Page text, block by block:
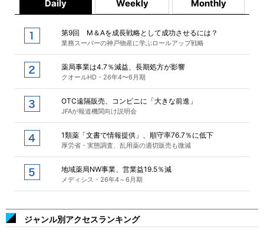
Daily Weekly Monthly
第9回 M＆Aを成長戦略として成功させるには？
業務スーパーの神戸物産に学ぶロールアップ戦略
薬局事業は4.7％減益、長期処方が影響
クオールHD・26年4〜6月期
OTC遠隔販売、コンビニに「大きな前進」
JFAが報道機関向け説明会
1類薬「文書で情報提供」、順守率76.7％に低下
厚労省・実態調査、乱用薬の適切販売も微減
地域薬局NW事業、営業益19.5％減
メディシス・26年4～6月期
ジャンル別アクセスランキング